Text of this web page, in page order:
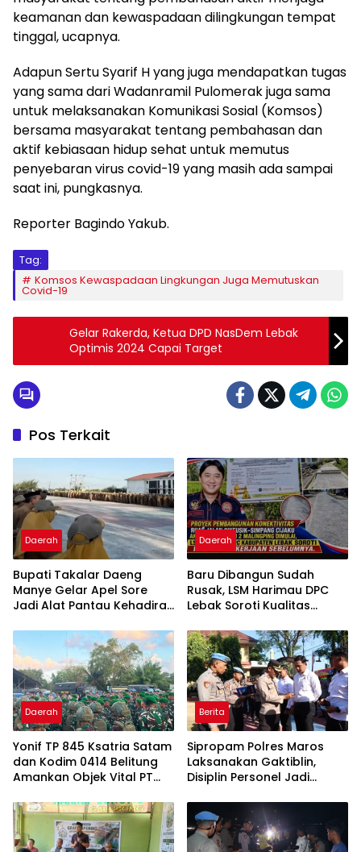
keamanan dan kewaspadaan dilingkungan tempat
tinggal, ucapnya.
Adapun Sertu Syarif H yang juga mendapatkan tugas
yang sama dari Wadanramil Pulomerak juga sama
untuk melaksanakan Komunikasi Sosial (Komsos)
bersama masyarakat tentang pembahasan dan
aktif kebiasaan hidup sehat untuk memutus
penyebaran virus covid-19 yang masih ada sampai
saat ini, pungkasnya.
Reporter Bagindo Yakub.
Tag:
Komsos Kewaspadaan Lingkungan Juga Memutuskan
Covid-19
Gelar Rakerda, Ketua DPD NasDem Lebak
Optimis 2024 Capai Target
Pos Terkait
Daerah
Bupati Takalar Daeng
Manye Gelar Apel Sore
Jadi Alat Pantau Kehadiran
Kedisplinan
Daerah
Baru Dibangun Sudah
Rusak, LSM Harimau DPC
Lebak Soroti Kualitas
Cikeusik-Simpang Cijaku
Daerah
Yonif TP 845 Ksatria Satam
dan Kodim 0414 Belitung
Amankan Objek Vital PT
Penambang
Berita
Sipropam Polres Maros
Laksanakan Gaktiblin,
Disiplin Personel Jadi